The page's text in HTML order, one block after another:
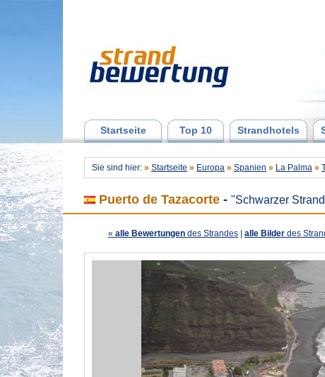
Startseite Top 10 Strandhotels
Sie sind hier: » Startseite » Europa » Spanien » La Palma »
Puerto de Tazacorte - "Schwarzer
« alle Bewertungen des Strandes alle Bilder des